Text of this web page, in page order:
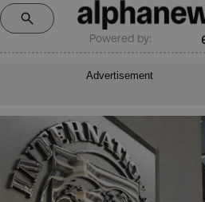
Powered by:
Advertisement